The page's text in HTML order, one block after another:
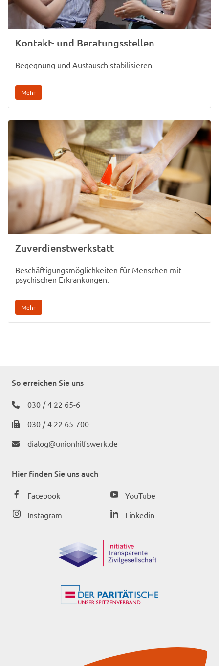
Kontakt- und Beratungsstellen
Begegnung und Austausch stabilisieren.
Mehr
Zuverdienstwerkstatt
Beschäftigungsmöglichkeiten für Menschen mit
psychischen Erkrankungen.
Mehr
So erreichen Sie uns
030 / 4 22 65-6
030 / 4 22 65-700
dialog@unionhilfswerk.de
Hier finden Sie uns auch
Facebook
Instagram
YouTube
Linkedin